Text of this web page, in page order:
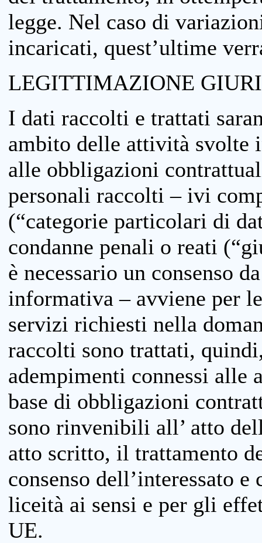
legge. Nel caso di
incaricati, quest’ultime
LEGITTIMAZIONE
I dati raccolti e trattati
ambito delle attività svolte
alle obbligazioni
personali raccolti – ivi
(“categorie particolari di
condanne penali o reati
è necessario un consenso
informativa – avviene per
servizi richiesti nella
raccolti sono trattati,
adempimenti connessi
base di obbligazioni
sono rinvenibili all’ atto
atto scritto, il trattamento
consenso dell’interessato
liceità ai sensi e per gli
UE.